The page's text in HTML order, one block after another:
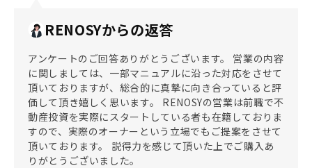
RENOSYからの返答
アンケートのご回答ありがとうございます。 営業の内容
に関しましては、一部マニュアルに沿った対応をさせて
頂いておりますが、総合的に真摯に向き合っていると評
価して頂き嬉しく思います。 RENOSYの営業は前職で不
動産投資を実際にスタートしている者も在籍しておりま
すので、実際のオーナーという立場でもご提案をさせて
頂いております。 説得力を感じて頂いた上でご購入あ
りがとうございました。